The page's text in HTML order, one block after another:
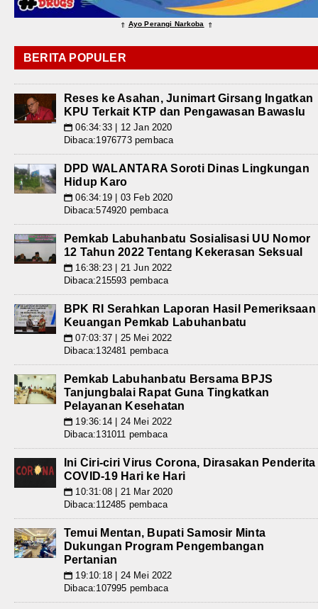
⇑ Ayo Perangi Narkoba ⇑
BERITA POPULER
Reses ke Asahan, Junimart Girsang Ingatkan
KPU Terkait KTP dan Pengawasan Bawaslu
📅 06:34:33 | 12 Jan 2020
Dibaca:1976773 pembaca
DPD WALANTARA Soroti Dinas Lingkungan
Hidup Karo
📅 06:34:19 | 03 Feb 2020
Dibaca:574920 pembaca
Pemkab Labuhanbatu Sosialisasi UU Nomor
12 Tahun 2022 Tentang Kekerasan Seksual
📅 16:38:23 | 21 Jun 2022
Dibaca:215593 pembaca
BPK RI Serahkan Laporan Hasil Pemeriksaan
Keuangan Pemkab Labuhanbatu
📅 07:03:37 | 25 Mei 2022
Dibaca:132481 pembaca
Pemkab Labuhanbatu Bersama BPJS
Tanjungbalai Rapat Guna Tingkatkan
Pelayanan Kesehatan
📅 19:36:14 | 24 Mei 2022
Dibaca:131011 pembaca
Ini Ciri-ciri Virus Corona, Dirasakan Penderita
COVID-19 Hari ke Hari
📅 10:31:08 | 21 Mar 2020
Dibaca:112485 pembaca
Temui Mentan, Bupati Samosir Minta
Dukungan Program Pengembangan
Pertanian
📅 19:10:18 | 24 Mei 2022
Dibaca:107995 pembaca